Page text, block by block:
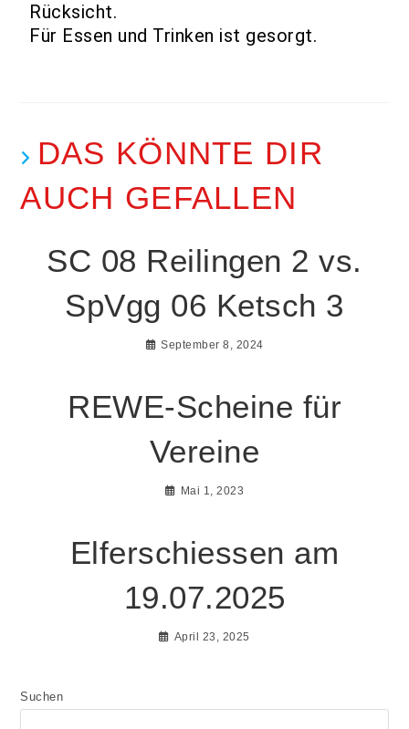
Rücksicht.
Für Essen und Trinken ist gesorgt.
DAS KÖNNTE DIR
AUCH GEFALLEN
SC 08 Reilingen 2 vs.
SpVgg 06 Ketsch 3
September 8, 2024
REWE-Scheine für
Vereine
Mai 1, 2023
Elferschiessen am
19.07.2025
April 23, 2025
Suchen